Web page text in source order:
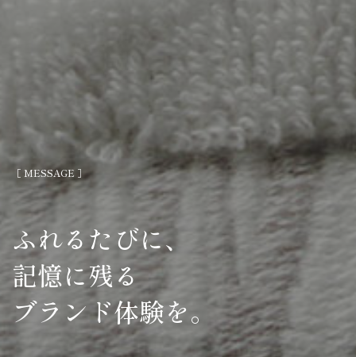
アクセス、個人情報の紛失、改ざんおよび
漏洩等の防止に努め、適切な安全管理措置
を実施いたします。
当社は、法令に定める場合を除き、お客さ
まの個人情報をあらかじめご本人の同意を
得ることなく第三者に提供することはいた
しません。
当社がお客さまの個人情報の取扱いを委託
する場合は、お客さまの個人情報の安全管
理が図られるよう適切に監督いたします。
当社では、お客さまの個人情報の開示・訂
正等の手続を定めます。また、個人情報の
取扱いに関するご意見・お問合せを承りま
す。
当社は、個人情報保護のための管理体制お
よび取組みを継続的に見直し、その改善に
努めてまいります。
［ MESSAGE ］
ふれるたびに、
記憶に残る
ブランド体験を。